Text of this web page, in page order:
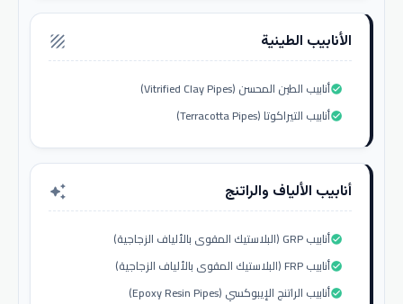
الأنابيب الطينية texture
أنابيب الطين المحسن (Vitrified Clay Pipes)check_circle
أنابيب التيراكوتا (Terracotta Pipes)check_circle
أنابيب الألياف والراتنج auto_awesome
أنابيب GRP (البلاستيك المقوى بالألياف الزجاجية)check_circle
أنابيب FRP (البلاستيك المقوى بالألياف الزجاجية)check_circle
أنابيب الراتنج الإيبوكسي (Epoxy Resin Pipes)check_circle